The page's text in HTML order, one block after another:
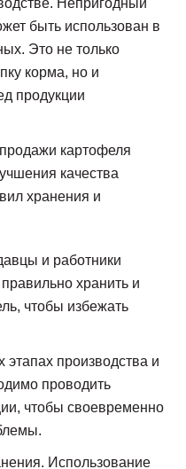
Непригодный
быть использован в
Это не только
корма, но и
продукции
картофеля
качества
хранения и
и работники
хранить и
чтобы избежать
этапах производства и
проводить
чтобы своевременно
Использование